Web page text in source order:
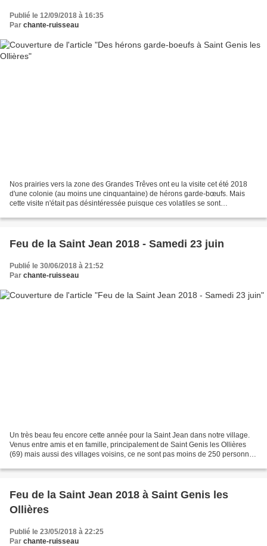
Publié le 12/09/2018 à 16:35
Par chante-ruisseau
Nos prairies vers la zone des Grandes Trêves ont eu la visite cet été 2018
d'une colonie (au moins une cinquantaine) de hérons garde-bœufs. Mais
cette visite n'était pas désintéressée puisque ces volatiles se sont
Feu de la Saint Jean 2018 - Samedi 23 juin
Publié le 30/06/2018 à 21:52
Par chante-ruisseau
Un très beau feu encore cette année pour la Saint Jean dans notre village.
Venus entre amis et en famille, principalement de Saint Genis les Ollières
(69) mais aussi des villages voisins, ce ne sont pas moins de 250 personnes
Feu de la Saint Jean 2018 à Saint Genis les
Ollières
Publié le 23/05/2018 à 22:25
Par chante-ruisseau